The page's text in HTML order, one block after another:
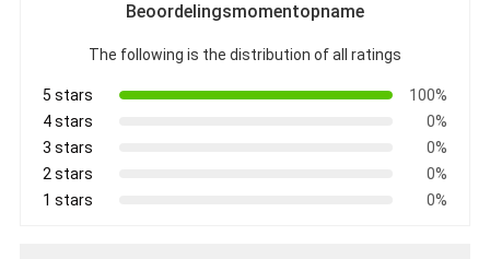
Beoordelingsmomentopname
The following is the distribution of all ratings
5 stars
100%
4 stars
0%
3 stars
0%
2 stars
0%
1 stars
0%